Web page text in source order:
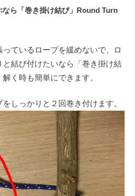
なら「巻き掛け結び」Round Turn
ているロープを緩めないで、ロ
と結び付けたいなら「巻き掛け結
く時も簡単にできます。
しっかりと２回巻き付けます。